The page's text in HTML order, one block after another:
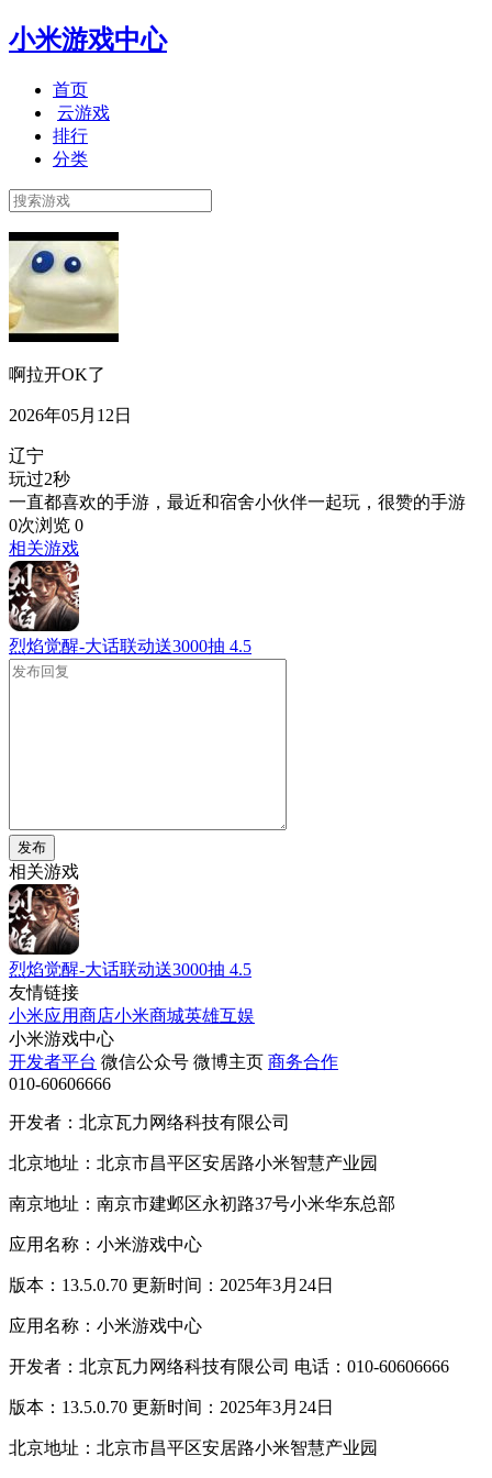
小米游戏中心
首页
云游戏
排行
分类
啊拉开OK了
2026年05月12日
辽宁
玩过2秒
一直都喜欢的手游，最近和宿舍小伙伴一起玩，很赞的手游
0次浏览 0
相关游戏
烈焰觉醒-大话联动送3000抽 4.5
发布
相关游戏
烈焰觉醒-大话联动送3000抽 4.5
友情链接
小米应用商店小米商城英雄互娱
小米游戏中心
开发者平台 微信公众号 微博主页 商务合作
010-60606666
开发者：北京瓦力网络科技有限公司
北京地址：北京市昌平区安居路小米智慧产业园
南京地址：南京市建邺区永初路37号小米华东总部
应用名称：小米游戏中心
版本：13.5.0.70 更新时间：2025年3月24日
应用名称：小米游戏中心
开发者：北京瓦力网络科技有限公司 电话：010-60606666
版本：13.5.0.70 更新时间：2025年3月24日
北京地址：北京市昌平区安居路小米智慧产业园